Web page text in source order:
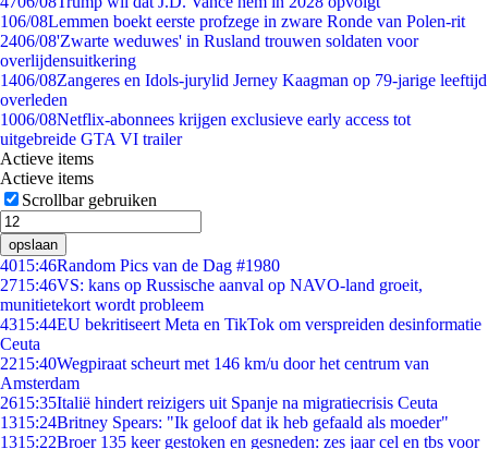
106/08Lemmen boekt eerste profzege in zware Ronde van Polen-rit
2406/08'Zwarte weduwes' in Rusland trouwen soldaten voor
overlijdensuitkering
1406/08Zangeres en Idols-jurylid Jerney Kaagman op 79-jarige leeftijd
overleden
1006/08Netflix-abonnees krijgen exclusieve early access tot
uitgebreide GTA VI trailer
Actieve items
Actieve items
Scrollbar gebruiken
opslaan
4015:46Random Pics van de Dag #1980
2715:46VS: kans op Russische aanval op NAVO-land groeit,
munitietekort wordt probleem
4315:44EU bekritiseert Meta en TikTok om verspreiden desinformatie
Ceuta
2215:40Wegpiraat scheurt met 146 km/u door het centrum van
Amsterdam
2615:35Italië hindert reizigers uit Spanje na migratiecrisis Ceuta
1315:24Britney Spears: "Ik geloof dat ik heb gefaald als moeder"
1315:22Broer 135 keer gestoken en gesneden: zes jaar cel en tbs voor